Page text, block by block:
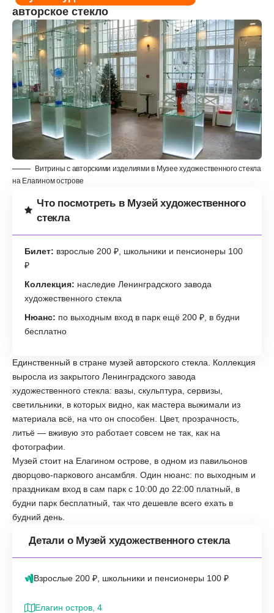
авторское стекло
Витрины с авторскими изделиями в Музее художественного стекла
на Елагином острове
Что посмотреть в Музей художественного
стекла
Билет: взрослые 200 ₽, школьники и пенсионеры 100
₽
Коллекция: наследие Ленинградского завода
художественного стекла
Нюанс: по выходным вход в парк ещё 200 ₽, в будни
бесплатно
Единственный в стране музей авторского стекла. Коллекция
выросла из закрытого Ленинградского завода
художественного стекла: вазы, скульптура, сервизы,
светильники, в которых видно, как мастера выжимали из
материала всё, на что он способен. Цвет, прозрачность,
литьё — вживую это работает совсем не так, как на
фотографии.
Музей стоит на Елагином острове, в одном из павильонов
дворцово-паркового ансамбля. Один нюанс: по выходным и
праздникам вход в сам парк с 10:00 до 22:00 платный, в
будни парк бесплатный, так что дешевле всего ехать в
будний день.
Детали о Музей художественного стекла
Взрослые 200 ₽, школьники и пенсионеры 100 ₽
Елагин остров, 4